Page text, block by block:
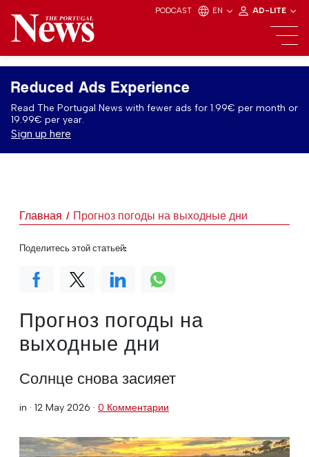
PODCAST EN AD-LITE
Reduced Ads Experience
Read The Portugal News with fewer ads for 1.99€ per month or
19.99€ per year.
Sign up here
Главная Прогноз погоды на выходные дни
Прогноз погоды на
выходные дни
Солнце снова засияет
in · 12 May 2026 · 0 Комментарии
Поделитесь этой статьей: